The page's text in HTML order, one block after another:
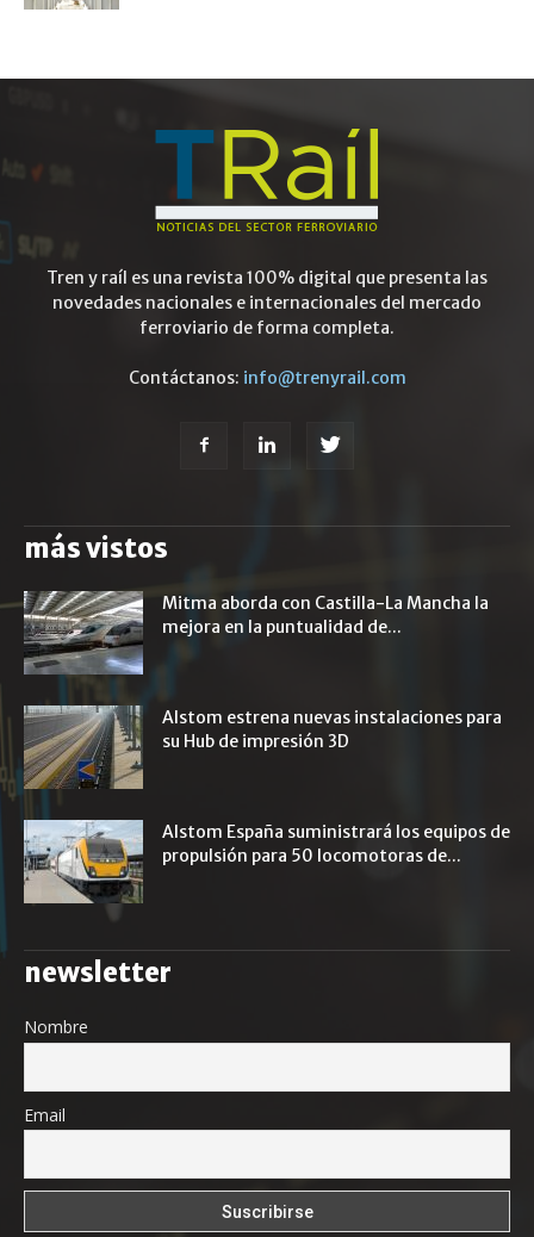
Tren y raíl es una revista 100% digital que presenta las
novedades nacionales e internacionales del mercado
ferroviario de forma completa.
Contáctanos: info@trenyrail.com
más vistos
Mitma aborda con Castilla-La Mancha la
mejora en la puntualidad de...
Alstom estrena nuevas instalaciones para
su Hub de impresión 3D
Alstom España suministrará los equipos de
propulsión para 50 locomotoras de...
newsletter
Nombre
Email